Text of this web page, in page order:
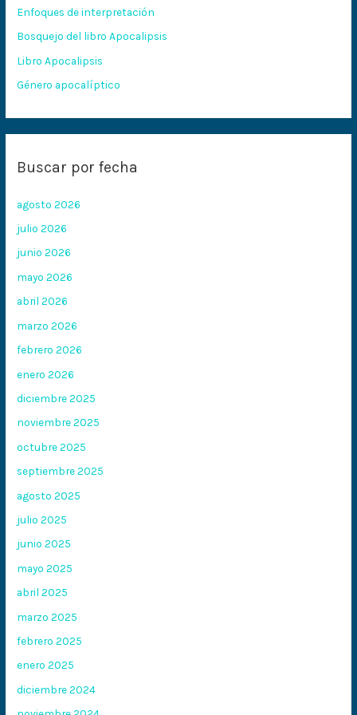
o
r
:
Enfoques de interpretación
Bosquejo del libro Apocalipsis
Libro Apocalipsis
Género apocalíptico
Buscar por fecha
agosto 2026
julio 2026
junio 2026
mayo 2026
abril 2026
marzo 2026
febrero 2026
enero 2026
diciembre 2025
noviembre 2025
octubre 2025
septiembre 2025
agosto 2025
julio 2025
junio 2025
mayo 2025
abril 2025
marzo 2025
febrero 2025
enero 2025
diciembre 2024